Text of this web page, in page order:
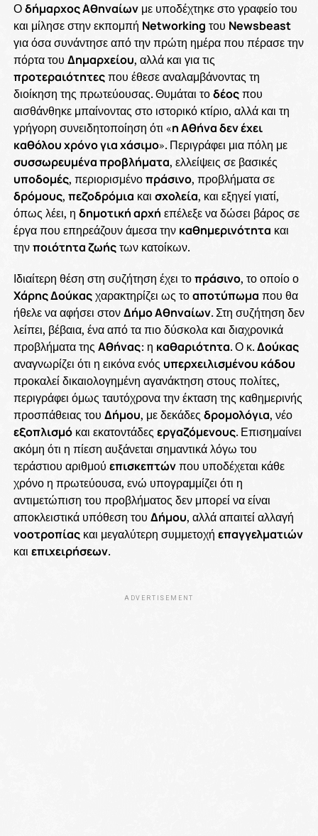
Οδήμαρχος Αθηναίωνμε υποδέχτηκε στο γραφείο του
και μίλησε στην εκπομπή Networking του Newsbeast
για όσα συνάντησε από την πρώτη ημέρα που πέρασε την
πόρτα του Δημαρχείου, αλλά και για τις
προτεραιότητεςπου έθεσε αναλαμβάνοντας τη
διοίκηση της πρωτεύουσας. Θυμάται τοδέοςπου
αισθάνθηκε μπαίνοντας στο ιστορικό κτίριο, αλλά και τη
γρήγορη συνειδητοποίηση ότι «η Αθήνα δεν έχει
καθόλου χρόνο για χάσιμο». Περιγράφει μια πόλη με
συσσωρευμένα προβλήματα, ελλείψεις σε βασικές
υποδομές, περιορισμένοπράσινο, προβλήματα σε
δρόμους, πεζοδρόμια και σχολεία, και εξηγεί γιατί,
όπως λέει, η δημοτική αρχή επέλεξε να δώσει βάρος σε
έργα που επηρεάζουν άμεσα την καθημερινότητα και
τηνποιότητα ζωήςτων κατοίκων.
Ιδιαίτερη θέση στη συζήτηση έχει τοπράσινο, το οποίο ο
Χάρης Δούκαςχαρακτηρίζει ως τοαποτύπωμα που θα
ήθελε να αφήσει στονΔήμο Αθηναίων. Στη συζήτηση δεν
λείπει, βέβαια, ένα από τα πιο δύσκολα και διαχρονικά
προβλήματα της Αθήνας: η καθαριότητα. Ο κ.Δούκας
αναγνωρίζει ότι η εικόνα ενός υπερχειλισμένου κάδου
προκαλεί δικαιολογημένη αγανάκτηση στους πολίτες,
περιγράφει όμως ταυτόχρονα την έκταση της καθημερινής
προσπάθειας του Δήμου, με δεκάδες δρομολόγια, νέο
εξοπλισμόκαι εκατοντάδες εργαζόμενους. Επισημαίνει
ακόμη ότι η πίεση αυξάνεται σημαντικά λόγω του
τεράστιου αριθμού επισκεπτώνπου υποδέχεται κάθε
χρόνο η πρωτεύουσα, ενώ υπογραμμίζει ότι η
αντιμετώπιση του προβλήματος δεν μπορεί να είναι
αποκλειστικά υπόθεση του Δήμου, αλλά απαιτεί αλλαγή
νοοτροπίαςκαι μεγαλύτερη συμμετοχή επαγγελματιών
και επιχειρήσεων.
ADVERTISEMENT